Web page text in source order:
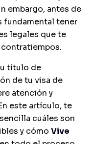
embargo, antes de
fundamental tener
legales que te
título de
de tu visa de
atención y
este artículo, te
cuáles son
y cómo Vive